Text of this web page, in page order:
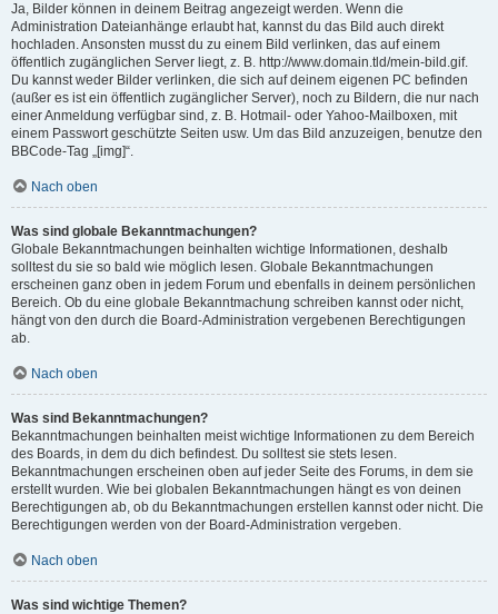
Ja, Bilder können in deinem Beitrag angezeigt werden. Wenn die
Administration Dateianhänge erlaubt hat, kannst du das Bild auch direkt
hochladen. Ansonsten musst du zu einem Bild verlinken, das auf einem
öffentlich zugänglichen Server liegt, z. B. http://www.domain.tld/mein-bild.gif.
Du kannst weder Bilder verlinken, die sich auf deinem eigenen PC befinden
(außer es ist ein öffentlich zugänglicher Server), noch zu Bildern, die nur nach
einer Anmeldung verfügbar sind, z. B. Hotmail- oder Yahoo-Mailboxen, mit
einem Passwort geschützte Seiten usw. Um das Bild anzuzeigen, benutze den
BBCode-Tag „[img]“.
Nach oben
Was sind globale Bekanntmachungen?
Globale Bekanntmachungen beinhalten wichtige Informationen, deshalb
solltest du sie so bald wie möglich lesen. Globale Bekanntmachungen
erscheinen ganz oben in jedem Forum und ebenfalls in deinem persönlichen
Bereich. Ob du eine globale Bekanntmachung schreiben kannst oder nicht,
hängt von den durch die Board-Administration vergebenen Berechtigungen
ab.
Nach oben
Was sind Bekanntmachungen?
Bekanntmachungen beinhalten meist wichtige Informationen zu dem Bereich
des Boards, in dem du dich befindest. Du solltest sie stets lesen.
Bekanntmachungen erscheinen oben auf jeder Seite des Forums, in dem sie
erstellt wurden. Wie bei globalen Bekanntmachungen hängt es von deinen
Berechtigungen ab, ob du Bekanntmachungen erstellen kannst oder nicht. Die
Berechtigungen werden von der Board-Administration vergeben.
Nach oben
Was sind wichtige Themen?